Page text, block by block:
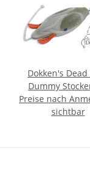
Dokken's Dead
Dummy
Miniature
Preise nach
sichtbar